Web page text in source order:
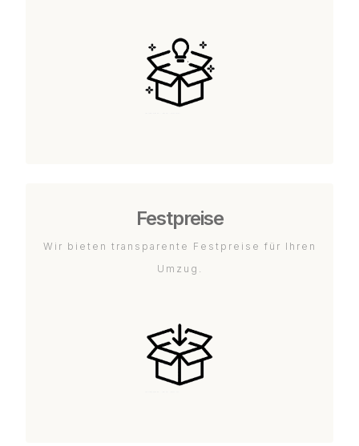
Festpreise
Wir bieten transparente Festpreise für Ihren
Umzug.